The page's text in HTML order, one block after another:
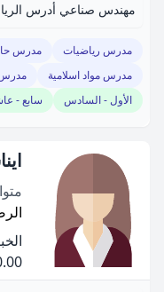
مدرس رياضيات مدرس
مدرس مواد اسلامية
مدرس
الأول - السادس
سابع -
10.00